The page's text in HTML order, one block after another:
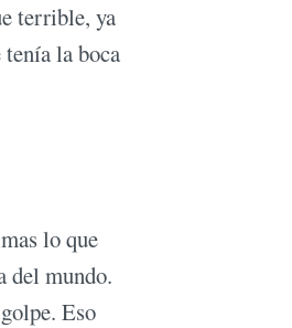
terrible, ya
tenía la boca
lo que
del mundo.
Eso